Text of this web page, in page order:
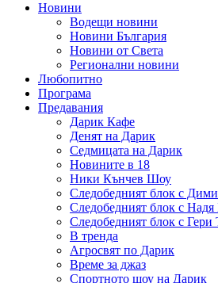
Новини
Водещи новини
Новини България
Новини от Света
Регионални новини
Любопитно
Програма
Предавания
Дарик Кафе
Денят на Дарик
Седмицата на Дарик
Новините в 18
Ники Кънчев Шоу
Следобедният блок с
Следобедният блок с Надя
Следобедният блок с Гери
В тренда
Агросвят по Дарик
Време за джаз
Спортното шоу на Дарик